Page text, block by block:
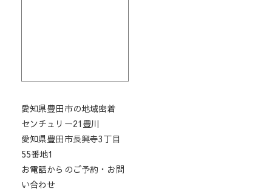
愛知県豊田市の地域密着
センチュリー21豊川
愛知県豊田市長興寺3丁目
55番地1
お電話からのご予約・お問
い合わせ